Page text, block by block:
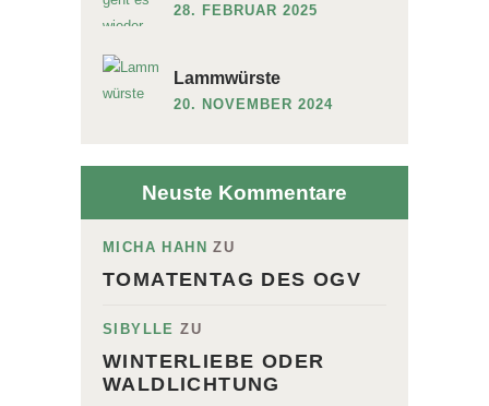
28. FEBRUAR 2025
Lammwürste
20. NOVEMBER 2024
Neuste Kommentare
MICHA HAHN ZU
TOMATENTAG DES OGV
SIBYLLE ZU
WINTERLIEBE ODER
WALDLICHTUNG